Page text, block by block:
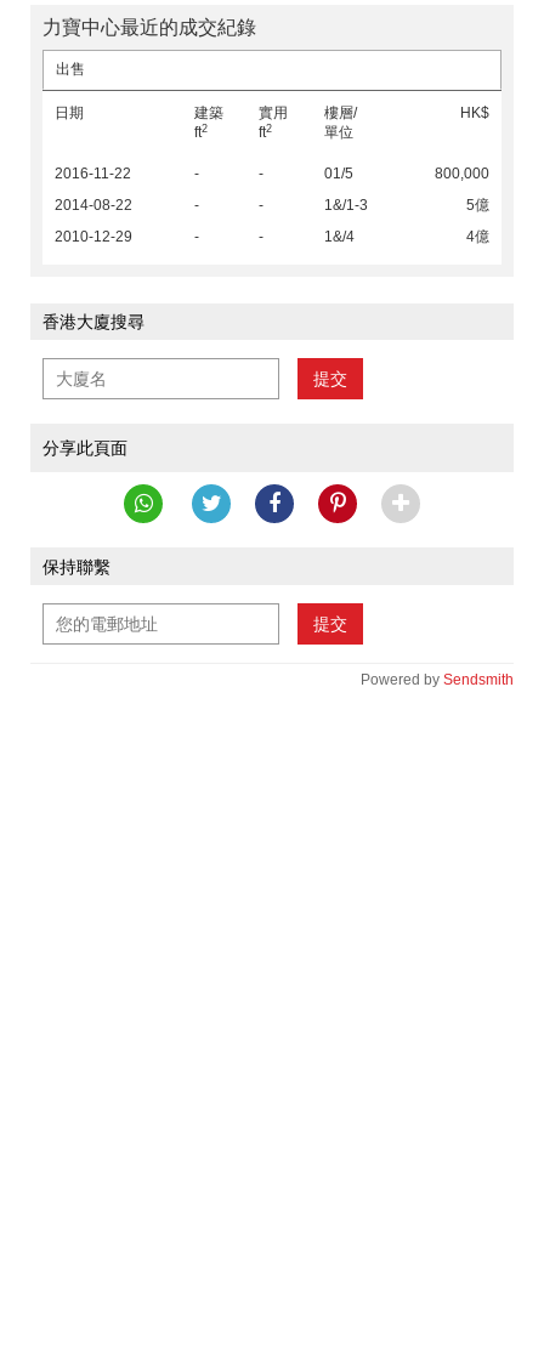
力寶中心最近的成交紀錄
出售
日期
建築
ft2
實用
ft2
樓層/
單位
HK$
2016-11-22 - - 01/5
800,000
2014-08-22
- - 1&/1-3
5億
2010-12-29
- - 1&/4 4億
香港大廈搜尋
提交
分享此頁面
保持聯繫
提交
Powered by Sendsmith